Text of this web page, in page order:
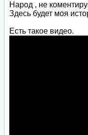
Народ , не
Здесь будет моя
Есть такое видео.